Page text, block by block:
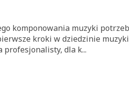
komponowania muzyki
kroki w dziedzinie
dla k...